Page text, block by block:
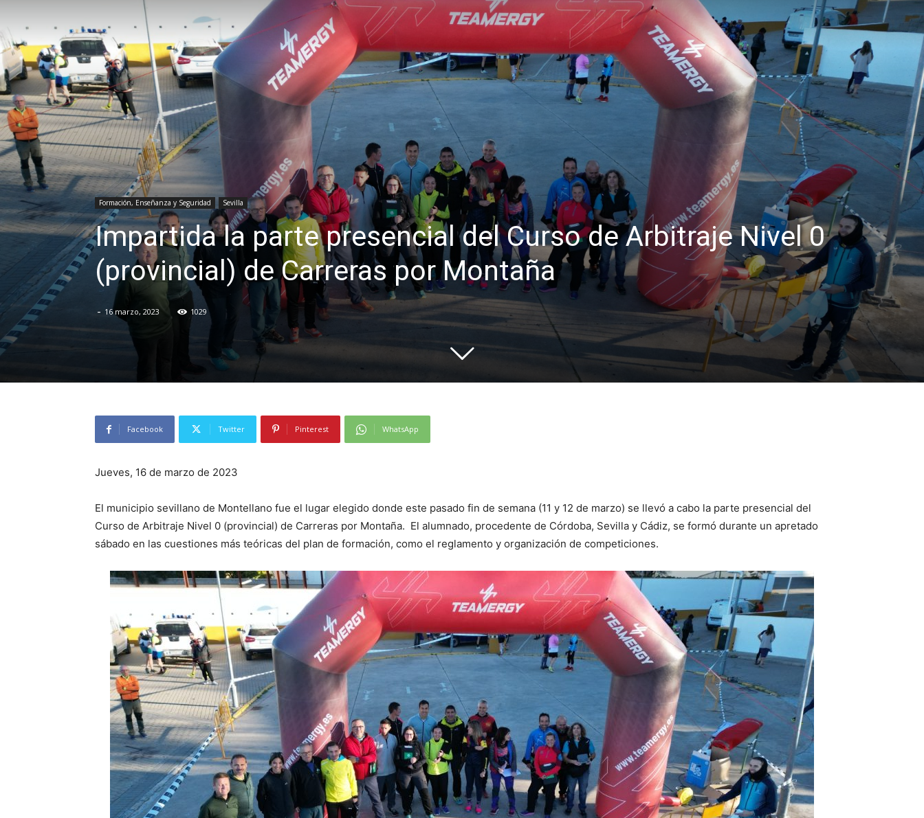
Formación, Enseñanza y Seguridad Sevilla
Impartida la parte presencial del Curso de Arbitraje Nivel 0
(provincial) de Carreras por Montaña
- 16 marzo, 2023 1029
Facebook Twitter Pinterest WhatsApp
Jueves, 16 de marzo de 2023
El municipio sevillano de Montellano fue el lugar elegido donde este pasado fin de semana (11 y 12 de marzo) se llevó a cabo la parte presencial del
Curso de Arbitraje Nivel 0 (provincial) de Carreras por Montaña. El alumnado, procedente de Córdoba, Sevilla y Cádiz, se formó durante un apretado
sábado en las cuestiones más teóricas del plan de formación, como el reglamento y organización de competiciones.